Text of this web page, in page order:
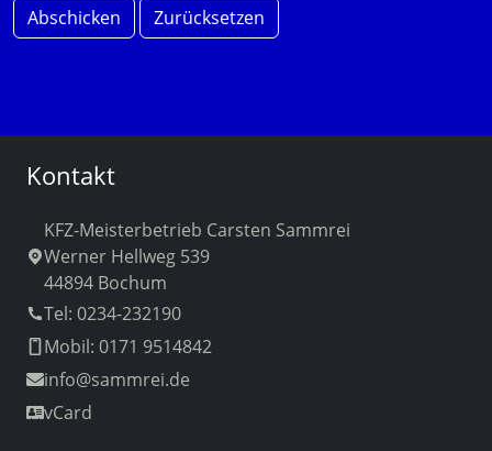
Abschicken
Zurücksetzen
Kontakt
KFZ-Meisterbetrieb Carsten Sammrei
Werner Hellweg 539
44894 Bochum
Tel: 0234-232190
Mobil: 0171 9514842
info@sammrei.de
vCard